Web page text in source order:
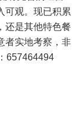
可观。现已积累
还是其他特色餐
者实地考察，非
657464494